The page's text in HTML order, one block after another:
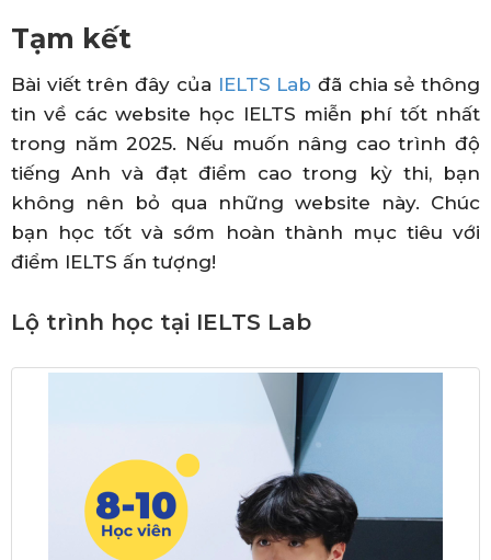
Tạm kết
Bài viết trên đây của IELTS Lab đã chia sẻ thông
tin về các website học IELTS miễn phí tốt nhất
trong năm 2025. Nếu muốn nâng cao trình độ
tiếng Anh và đạt điểm cao trong kỳ thi, bạn
không nên bỏ qua những website này. Chúc
bạn học tốt và sớm hoàn thành mục tiêu với
điểm IELTS ấn tượng!
Lộ trình học tại IELTS Lab